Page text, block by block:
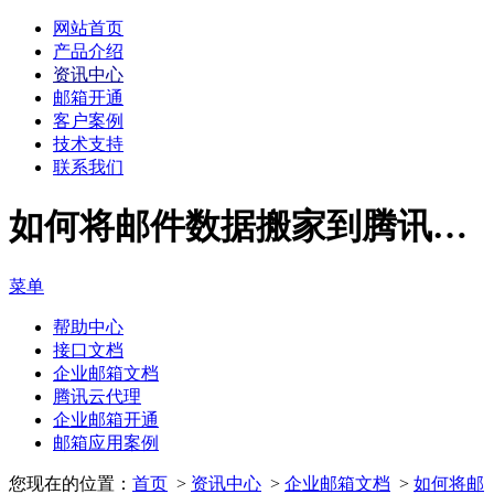
网站首页
产品介绍
资讯中心
邮箱开通
客户案例
技术支持
联系我们
如何将邮件数据搬家到腾讯企业邮箱？ - 企业邮箱文档 - 资讯中心 - 企业微信邮箱经销商|腾讯企业邮箱代理商|腾讯企业邮箱经销商|腾讯云代理 - 腾讯企业邮箱
菜单
帮助中心
接口文档
企业邮箱文档
腾讯云代理
企业邮箱开通
邮箱应用案例
您现在的位置： 首页 > 资讯中心 > 企业邮箱文档 > 如何将邮